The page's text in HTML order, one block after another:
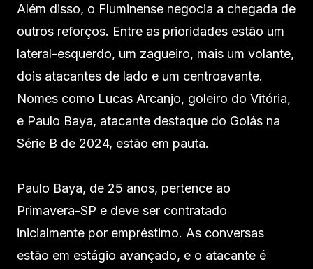
Além disso, o Fluminense negocia a chegada de
outros reforços. Entre as prioridades estão um
lateral-esquerdo, um zagueiro, mais um volante,
dois atacantes de lado e um centroavante.
Nomes como Lucas Arcanjo, goleiro do Vitória,
e Paulo Baya, atacante destaque do Goiás na
Série B de 2024, estão em pauta.
Paulo Baya, de 25 anos, pertence ao
Primavera-SP e deve ser contratado
inicialmente por empréstimo. As conversas
estão em estágio avançado, e o atacante é